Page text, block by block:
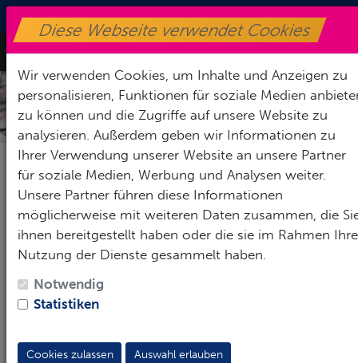
+49170-8716590| info@sv-henfenfeld.de
Toggle
VORSTANDSCHAFT
Vorstand
1. VORSTAND
Diese Webseite verwendet Cookies
Wir verwenden Cookies, um Inhalte und Anzeigen zu
personalisieren, Funktionen für soziale Medien
zu können und die Zugriffe auf unsere Website zu
analysieren. Außerdem geben wir Informationen zu
Ihrer Verwendung unserer Website an unsere Partner
für soziale Medien, Werbung und Analysen weiter.
Unsere Partner führen diese Informationen
möglicherweise mit weiteren Daten zusammen, die
ihnen bereitgestellt haben oder die sie im Rahmen
Nutzung der Dienste gesammelt haben.
Notwendig
Statistiken
Cookies zulassen Auswahl erlauben